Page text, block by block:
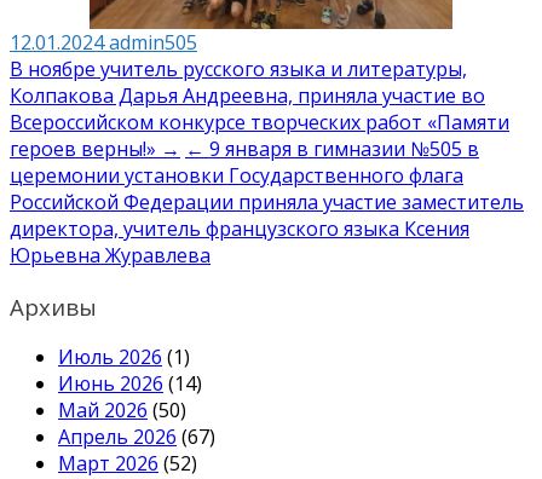
12.01.2024admin505
Навигация
по
записям
В ноябре учитель русского языка и литературы,
Колпакова Дарья Андреевна, приняла участие во
Всероссийском конкурсе творческих работ «Памяти
героев верны!» → ← 9 января в гимназии №505 в
церемонии установки Государственного флага
Российской Федерации приняла участие заместитель
директора, учитель французского языка Ксения
Юрьевна Журавлева
Архивы
Июль 2026 (1)
Июнь 2026 (14)
Май 2026 (50)
Апрель 2026 (67)
Март 2026 (52)